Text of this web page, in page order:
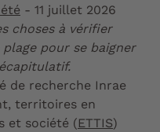
- 11 juillet 2026
choses à vérifier
pour se baigner
de recherche Inrae
territoires en
et société (ETTIS)